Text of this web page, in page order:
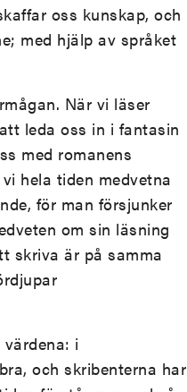
oss kunskap, och
med hjälp av språket
När vi läser
leda oss in i fantasin
med romanens
hela tiden medvetna
för man försjunker
om sin läsning
skriva är på samma
i
och skribenterna har